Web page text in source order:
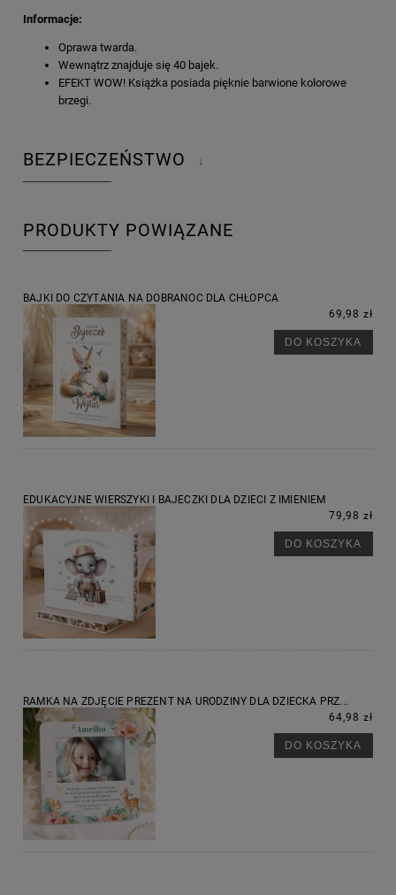
Informacje:
Oprawa twarda.
Wewnątrz znajduje się 40 bajek.
EFEKT WOW! Książka posiada pięknie barwione kolorowe
brzegi.
BEZPIECZEŃSTWO ↓
PRODUKTY POWIĄZANE
BAJKI DO CZYTANIA NA DOBRANOC DLA CHŁOPCA
69,98 zł
DO KOSZYKA
EDUKACYJNE WIERSZYKI I BAJECZKI DLA DZIECI Z IMIENIEM
79,98 zł
DO KOSZYKA
RAMKA NA ZDJĘCIE PREZENT NA URODZINY DLA DZIECKA PRZ...
64,98 zł
DO KOSZYKA